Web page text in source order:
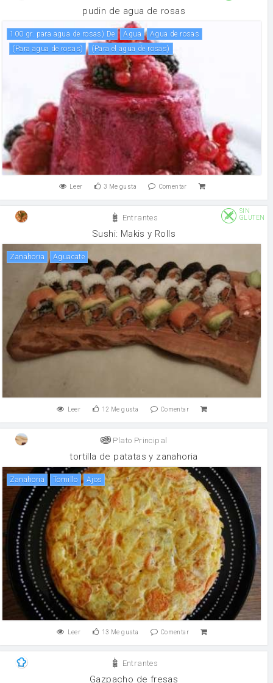
pudin de agua de rosas
100 gr. para agua de rosas) De agua
agua de rosas
(para agua de rosas)
(para el agua de rosas)
Leer 3 Me gusta Comentar
Entrantes
SIN
GLUTEN
Sushi: Makis y Rolls
zanahoria Aguacate
Leer 12 Me gusta Comentar
Plato Principal
tortilla de patatas y zanahoria
zanahoria tomillo Ajos
Leer 13 Me gusta Comentar
Entrantes
Gazpacho de fresas